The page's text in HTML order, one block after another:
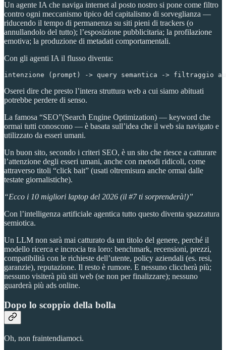
Un agente IA che naviga internet al posto nostro si pone come filtro
contro ogni meccanismo tipico del capitalismo di sorveglianza —
riducendo il tempo di permanenza su siti pieni di trackers (o
annullandolo del tutto); l’esposizione pubblicitaria; la profilazione
emotiva; la produzione di metadati comportamentali.
Con gli agenti IA il flusso diventa:
intenzione (prompt) -> query semantica -> filtraggio
Oserei dire che presto l’intera struttura web a cui siamo abituati
potrebbe perdere di senso.
La famosa “SEO”(Search Engine Optimization) — keyword che
ormai tutti conoscono — è basata sull’idea che il web sia navigato e
utilizzato da esseri umani.
Un buon sito, secondo i criteri SEO, è un sito che riesce a catturare
l’attenzione degli esseri umani, anche con metodi ridicoli, come
attraverso titoli “click bait” (usati oltremisura anche ormai dalle
testate giornalistiche).
“Ecco i 10 migliori laptop del 2026 (il #7 ti sorprenderà!)”
Con l’intelligenza artificiale agentica tutto questo diventa spazzatura
semiotica.
Un LLM non sarà mai catturato da un titolo del genere, perché il
modello ricerca e incrocia tra loro: benchmark, recensioni, prezzi,
compatibilità con le richieste dell’utente, policy aziendali (es. resi,
garanzie), reputazione. Il resto è rumore. E nessuno cliccherà più;
nessuno visiterà più siti web (se non per finalizzare); nessuno
guarderà più ads online.
Dopo lo scoppio della bolla
Oh, non fraintendiamoci.